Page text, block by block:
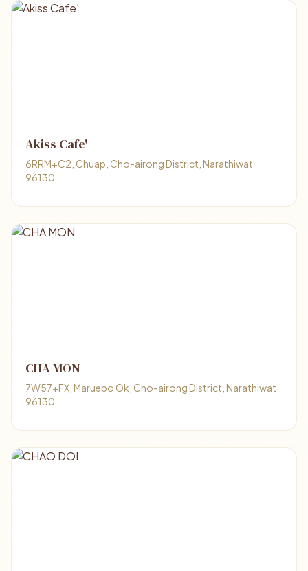
Akiss Cafe'
6RRM+C2, Chuap, Cho-airong District, Narathiwat
96130
CHA MON
7W57+FX, Maruebo Ok, Cho-airong District, Narathiwat
96130